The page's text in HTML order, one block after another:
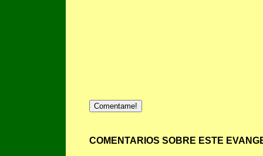
Comentame!
COMENTARIOS SOBRE ESTE